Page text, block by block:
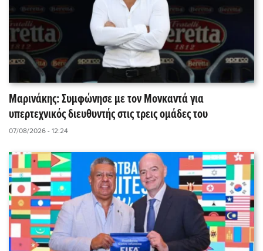
Μαρινάκης: Συμφώνησε με τον Μονκαντά για
υπερτεχνικός διευθυντής στις τρεις ομάδες του
07/08/2026 - 12:24